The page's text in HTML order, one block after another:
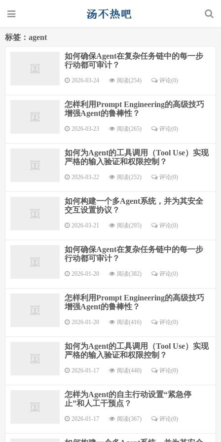
标签：agent
如何确保Agent在复杂任务链中的每一步
行动都可审计？
2026-03-24 阅读(254) 评论(0)
怎样利用Prompt Engineering的高级技巧
增强Agent的鲁棒性？
2026-03-23 阅读(265) 评论(0)
如何为Agent的工具调用（Tool Use）实现
严格的输入验证和权限控制？
2026-03-22 阅读(252) 评论(0)
如何构建一个多Agent系统，并为其安全
交互设置协议？
2026-03-21 阅读(295) 评论(0)
如何确保Agent在复杂任务链中的每一步
行动都可审计？
2026-01-20 阅读(382) 评论(0)
怎样利用Prompt Engineering的高级技巧
增强Agent的鲁棒性？
2026-01-20 阅读(416) 评论(0)
如何为Agent的工具调用（Tool Use）实现
严格的输入验证和权限控制？
2026-01-17 阅读(440) 评论(0)
怎样为Agent的自主行动设置“紧急停
止”和人工干预点？
2026-01-17 阅读(367) 评论(0)